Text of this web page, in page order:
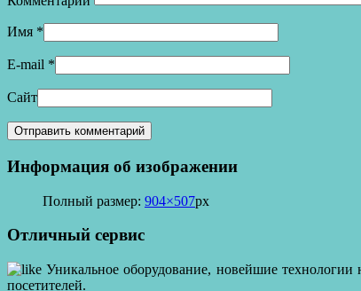
Имя *
E-mail *
Сайт
Информация об изображении
Полный размер: 904×507px
Отличный сервис
Уникальное оборудование, новейшие
посетителей.